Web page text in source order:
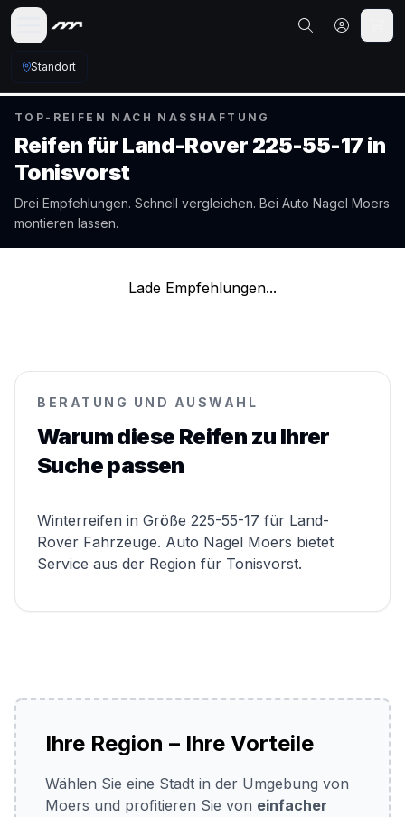
Standort
TOP-REIFEN NACH NASSHAFTUNG
Reifen fürLand-Rover 225-55-17 in
Tonisvorst
Drei Empfehlungen. Schnell vergleichen. Bei Auto Nagel Moers
montieren lassen.
Lade Empfehlungen...
BERATUNG UND AUSWAHL
Warum diese Reifen zu Ihrer
Suche passen
Winterreifen in Größe 225-55-17 für Land-
Rover Fahrzeuge. Auto Nagel Moers bietet
Service aus der Region für Tonisvorst.
Ihre Region – Ihre Vorteile
Wählen Sie eine Stadt in der Umgebung von
Moers und profitieren Sie von einfacher